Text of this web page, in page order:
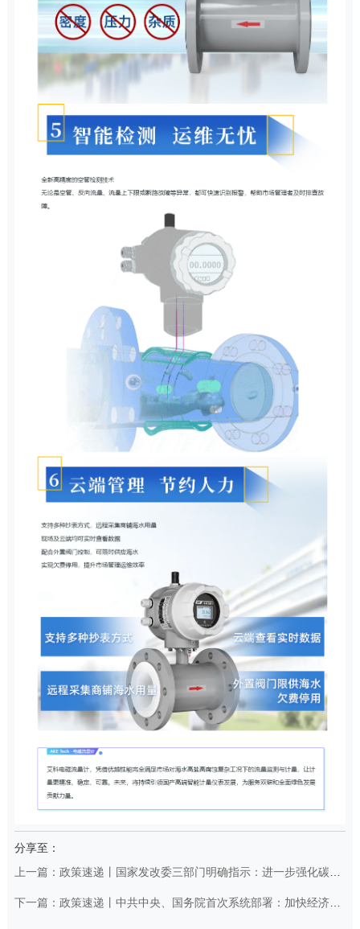
分享至：
上一篇：政策速递丨国家发改委三部门明确指示：进一步强化碳达峰碳中和标准计量体系建设
下一篇：政策速递丨中共中央、国务院首次系统部署：加快经济社会发展全面绿色转型！